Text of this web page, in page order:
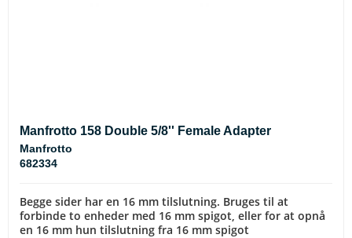
Manfrotto 158 Double 5/8'' Female Adapter
Manfrotto
682334
Begge sider har en 16 mm tilslutning. Bruges til at
forbinde to enheder med 16 mm spigot, eller for at opnå
en 16 mm hun tilslutning fra 16 mm spigot